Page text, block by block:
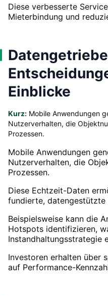
Diese verbesserte
Mieterbindung und
Einblicke
Kurz: Mobile Anwendungen
Nutzerverhalten, die
Prozessen.
Mobile Anwendungen
Nutzerverhalten, die
Prozessen.
Diese Echtzeit-Daten
fundierte, datengestützte
Beispielsweise kann die
Hotspots identifizieren,
Instandhaltungsstrategie
Investoren erhalten über
auf Performance-